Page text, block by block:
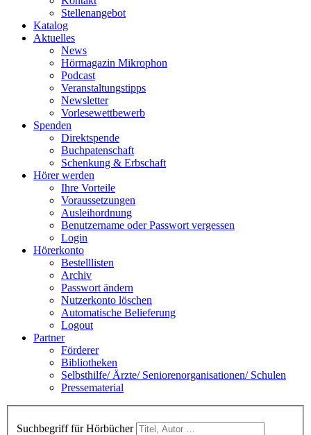
Stellenangebot
Katalog
Aktuelles
News
Hörmagazin Mikrophon
Podcast
Veranstaltungstipps
Newsletter
Vorlesewettbewerb
Spenden
Direktspende
Buchpatenschaft
Schenkung & Erbschaft
Hörer werden
Ihre Vorteile
Voraussetzungen
Ausleihordnung
Benutzername oder Passwort vergessen
Login
Hörerkonto
Bestelllisten
Archiv
Passwort ändern
Nutzerkonto löschen
Automatische Belieferung
Logout
Partner
Förderer
Bibliotheken
Selbsthilfe/ Ärzte/ Seniorenorganisationen/ Schulen
Pressematerial
Suchbegriff für Hörbücher